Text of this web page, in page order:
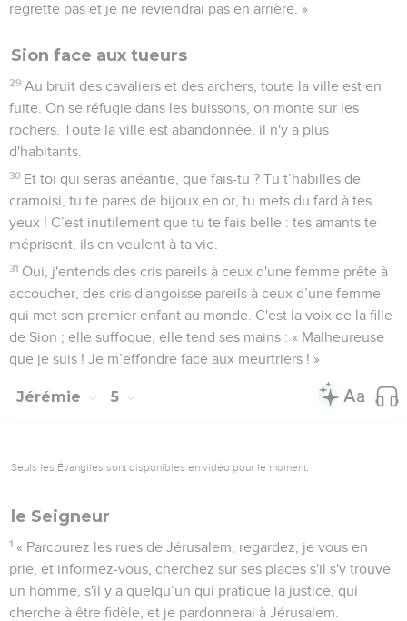
regrette pas et je ne reviendrai pas en arrière. »
Sion face aux tueurs
29 Au bruit des cavaliers et des archers, toute la ville est en
fuite. On se réfugie dans les buissons, on monte sur les
rochers. Toute la ville est abandonnée, il n'y a plus
d'habitants.
30 Et toi qui seras anéantie, que fais-tu ? Tu t’habilles de
cramoisi, tu te pares de bijoux en or, tu mets du fard à tes
yeux ! C’est inutilement que tu te fais belle : tes amants te
méprisent, ils en veulent à ta vie.
31 Oui, j'entends des cris pareils à ceux d'une femme prête à
accoucher, des cris d'angoisse pareils à ceux d’une femme
qui met son premier enfant au monde. C'est la voix de la fille
de Sion ; elle suffoque, elle tend ses mains : « Malheureuse
que je suis ! Je m’effondre face aux meurtriers ! »
Jérémie 5
Seuls les Évangiles sont disponibles en vidéo pour le moment.
le Seigneur
1 « Parcourez les rues de Jérusalem, regardez, je vous en
prie, et informez-vous, cherchez sur ses places s'il s'y trouve
un homme, s'il y a quelqu’un qui pratique la justice, qui
cherche à être fidèle, et je pardonnerai à Jérusalem.